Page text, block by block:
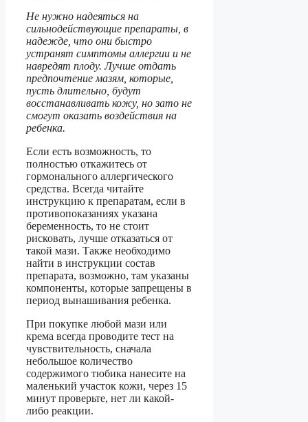
Не нужно надеяться на
сильнодействующие препараты, в
надежде, что они быстро
устранят симптомы аллергии и не
навредят плоду. Лучше отдать
предпочтение мазям, которые,
пусть длительно, будут
восстанавливать кожу, но зато не
смогут оказать воздействия на
ребенка.
Если есть возможность, то
полностью откажитесь от
гормонального аллергического
средства. Всегда читайте
инструкцию к препаратам, если в
противопоказаниях указана
беременность, то не стоит
рисковать, лучше отказаться от
такой мази. Также необходимо
найти в инструкции состав
препарата, возможно, там указаны
компоненты, которые запрещены в
период вынашивания ребенка.
При покупке любой мази или
крема всегда проводите тест на
чувствительность, сначала
небольшое количество
содержимого тюбика нанесите на
маленький участок кожи, через 15
минут проверьте, нет ли какой-
либо реакции.